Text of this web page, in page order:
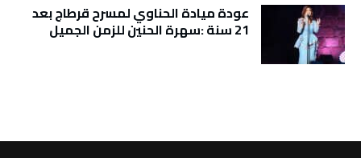
عودة ميادة الحناوي لمسرح قرطاج بعد
21 سنة :سهرة الحنين للزمن الجميل